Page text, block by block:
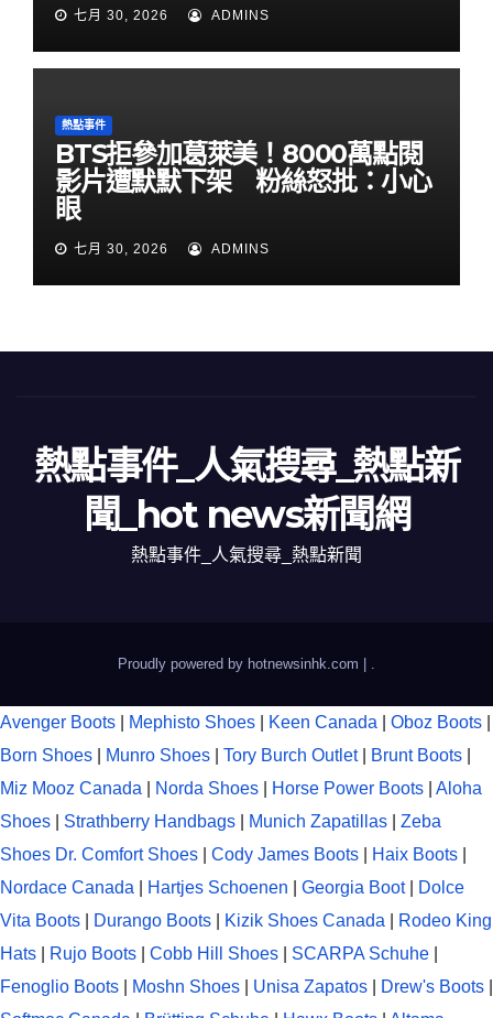
七月 30, 2026 ADMINS
熱點事件
BTS拒參加葛萊美！8000萬點閱
影片遭默默下架 粉絲怒批：小心
眼
七月 30, 2026 ADMINS
熱點事件_人氣搜尋_熱點新
聞_hot news新聞網
熱點事件_人氣搜尋_熱點新聞
Proudly powered by hotnewsinhk.com |
Avenger Boots Mephisto Shoes Keen Canada Oboz Boots
Born Shoes
Munro Shoes Tory Burch Outlet Brunt Boots
Miz Mooz Canada
Norda Shoes Horse Power Boots
Aloha
Shoes
Strathberry Handbags Munich Zapatillas
Zeba
Shoes Dr. Comfort Shoes Cody James Boots Haix Boots
Nordace Canada
Hartjes Schoenen Georgia Boot|
Dolce
Vita Boots
Durango Boots Kizik Shoes Canada
Rodeo King
Hats
Rujo Boots Cobb Hill Shoes SCARPA Schuhe
Fenoglio Boots
Moshn Shoes Unisa Zapatos Drew's Boots